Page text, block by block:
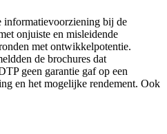
informatievoorziening bij de
onjuiste en misleidende
met ontwikkelpotentie.
de brochures dat
geen garantie gaf op een
en het mogelijke rendement. Ook